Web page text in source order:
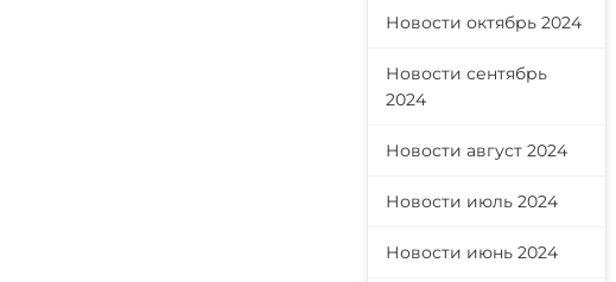
Новости октябрь 2024
Новости сентябрь
2024
Новости август 2024
Новости июль 2024
Новости июнь 2024